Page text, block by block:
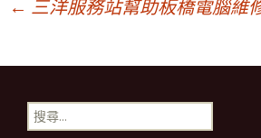
← 三洋服務站幫助板橋電腦維
搜
尋